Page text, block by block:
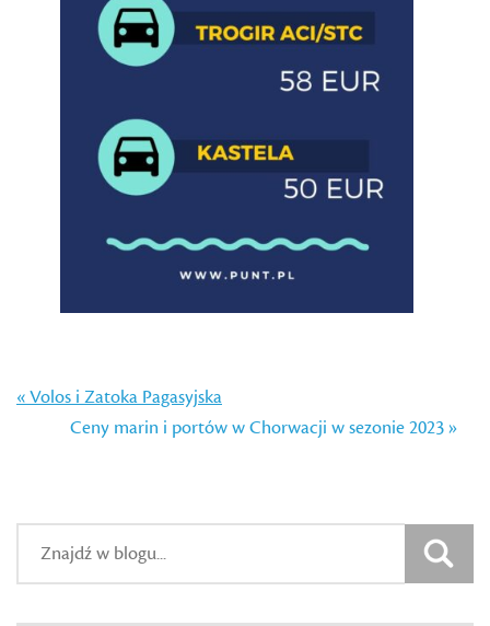
« Volos i Zatoka Pagasyjska
Ceny marin i portów w Chorwacji w sezonie 2023 »